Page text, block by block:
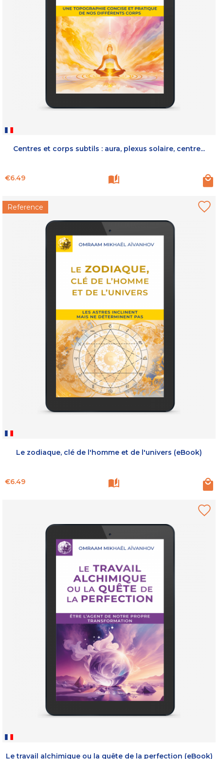
Centres et corps subtils : aura, plexus solaire, centre...
Price
€6.49
Reference
Le zodiaque, clé de l'homme et de l'univers (eBook)
Price
€6.49
Le travail alchimique ou la quête de la perfection (eBook)